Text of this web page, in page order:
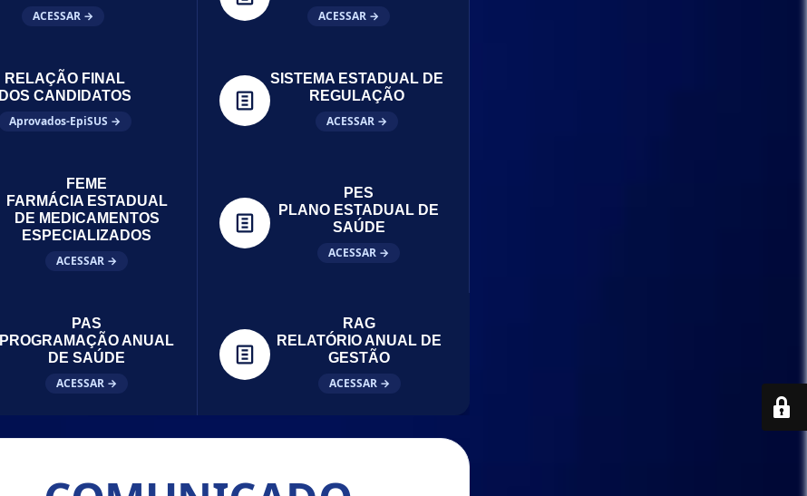
ACESSAR →
ACESSAR →
RELAÇÃO FINAL
DOS CANDIDATOS
Aprovados-EpiSUS →
SISTEMA ESTADUAL DE
REGULAÇÃO
ACESSAR →
FEME
FARMÁCIA ESTADUAL
DE MEDICAMENTOS
ESPECIALIZADOS
ACESSAR →
PES
PLANO ESTADUAL DE
SAÚDE
ACESSAR →
PAS
PROGRAMAÇÃO ANUAL
DE SAÚDE
ACESSAR →
RAG
RELATÓRIO ANUAL DE
GESTÃO
ACESSAR →